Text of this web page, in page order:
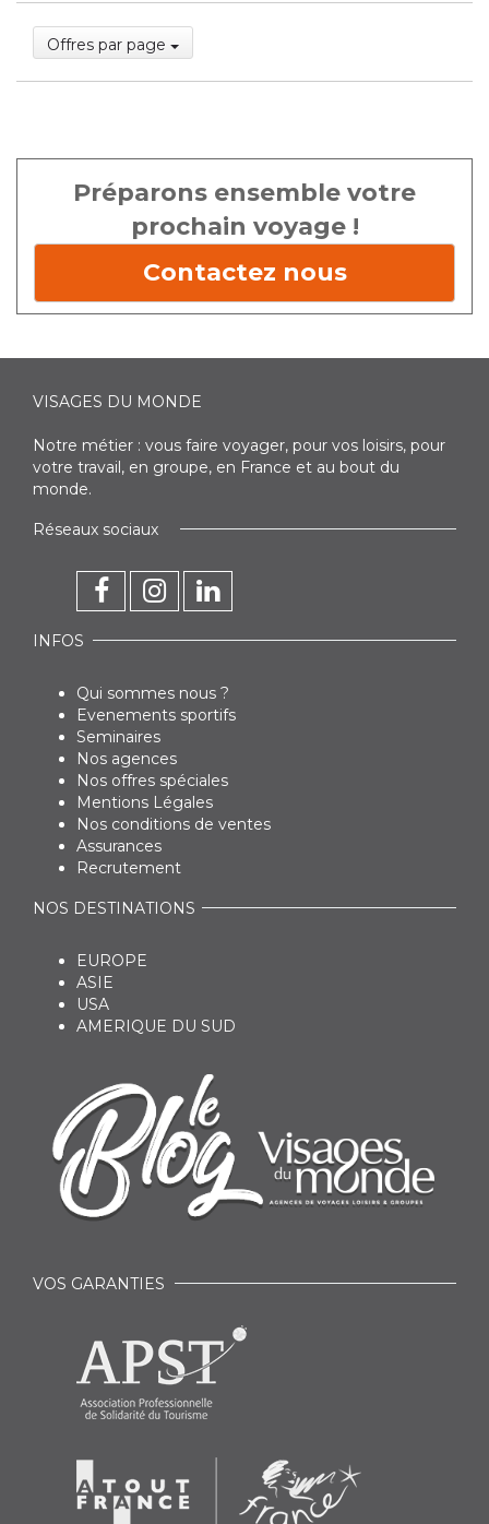
Offres par page
Préparons ensemble votre
prochain voyage !
Contactez nous
VISAGES DU MONDE
Notre métier : vous faire voyager, pour vos loisirs, pour
votre travail, en groupe, en France et au bout du
monde.
Réseaux sociaux
INFOS
Qui sommes nous ?
Evenements sportifs
Seminaires
Nos agences
Nos offres spéciales
Mentions Légales
Nos conditions de ventes
Assurances
Recrutement
NOS DESTINATIONS
EUROPE
ASIE
USA
AMERIQUE DU SUD
VOS GARANTIES